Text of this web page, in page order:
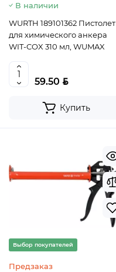
В наличии
WURTH 189101362 Пистолет
для химического анкера
WIT-COX 310 мл, WUMAX
59.50 BYN
Купить
Выбор покупателей
Предзаказ